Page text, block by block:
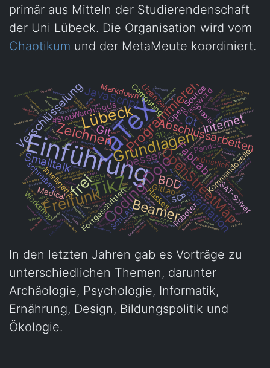
primär aus Mitteln der Studierendenschaft
der Uni Lübeck. Die Organisation wird vom
Chaotikum und der MetaMeute koordiniert.
In den letzten Jahren gab es Vorträge zu
unterschiedlichen Themen, darunter
Archäologie, Psychologie, Informatik,
Ernährung, Design, Bildungspolitik und
Ökologie.